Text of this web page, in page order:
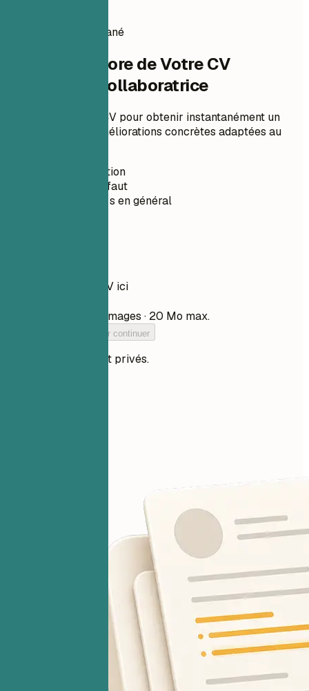
Score de CV instantané
Vérifiez le Score de Votre CV
Rédactrice Collaboratrice
Téléchargez votre CV pour obtenir instantanément un
score ATS et des améliorations concrètes adaptées au
Sans inscription
Privé par défaut
Moins de 30 s en général
Déposez votre CV ici
PDF, DOCX, TXT et images · 20 Mo max.
Ajoutez votre CV pour continuer
Vos fichiers restent privés.